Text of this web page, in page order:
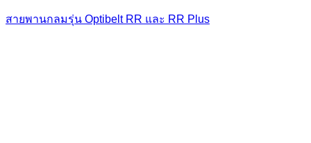
สายพานกลมรุ่น Optibelt RR และ RR Plus